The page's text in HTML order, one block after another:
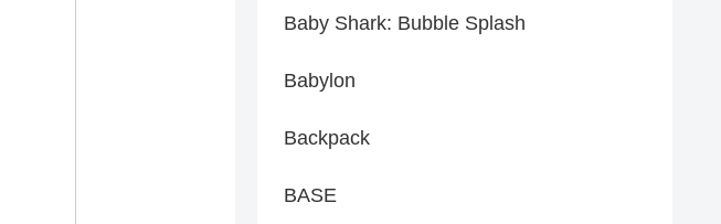
Baby Shark: Bubble Splash
Babylon
Backpack
BASE